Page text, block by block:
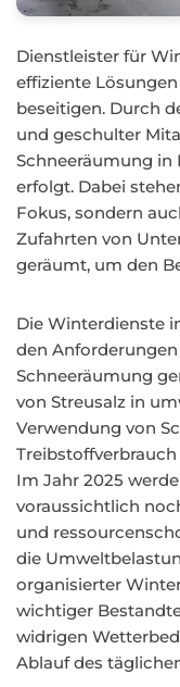
Dienstleister für
effiziente
beseitigen. Durch
und geschulter
Schneeräumung in
erfolgt. Dabei
Fokus, sondern
Zufahrten von
geräumt, um den
Die Winterdienste
den
Schneeräumung
von Streusalz in
Verwendung von
Im Jahr 2025
voraussichtlich
und
die
organisierter
wichtiger
widrigen
Ablauf des